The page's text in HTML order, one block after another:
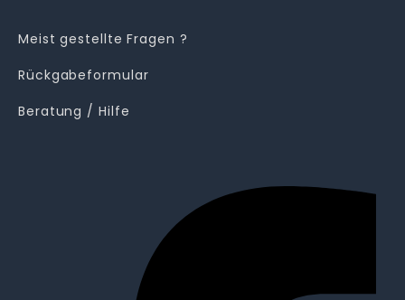
Meist gestellte Fragen ?
Rückgabeformular
Beratung / Hilfe